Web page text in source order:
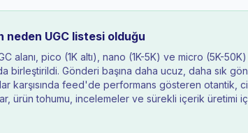
neden UGC listesi olduğu
alanı, pico (1K altı), nano (1K-5K) ve micro (5K-
birleştirildi. Gönderi başına daha ucuz, daha sık
karşısında feed'de performans gösteren otantik,
ürün tohumu, incelemeler ve sürekli içerik üretimi